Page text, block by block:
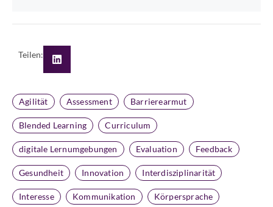
Teilen:
Agilität Assessment Barrierearmut
Blended Learning Curriculum
digitale Lernumgebungen Evaluation Feedback
Gesundheit Innovation Interdisziplinarität
Interesse Kommunikation Körpersprache